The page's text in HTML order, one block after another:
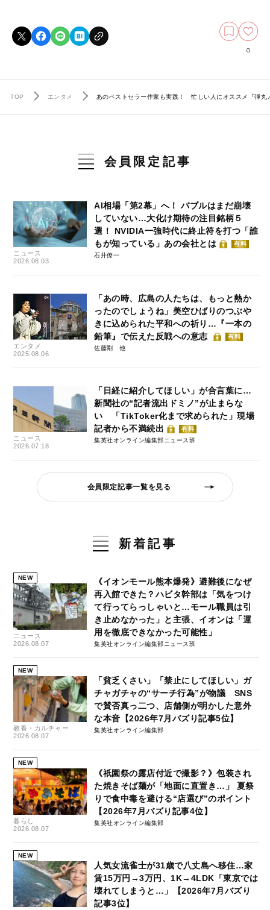
0
TOP エンタメ あのベストセラー作家も実践！ 忙しい人にオススメ『弾丸
会員限定記事
ニュース
2026.08.03
AI相場「第2幕」へ！ バブルはまだ崩壊
していない…大化け期待の注目銘柄５
選！ NVIDIA一強時代に終止符を打つ「誰
もが知っている」あの会社とは
有料
石井僚一
エンタメ
2025.08.06
「あの時、広島の人たちは、もっと熱か
ったのでしょうね」美空ひばりのつぶや
きに込められた平和への祈り…『一本の
鉛筆』で伝えた反戦への意志
有料
佐藤剛
ニュース
2026.07.18
「日経に紹介してほしい」が合言葉に…
新聞社の“記者流出ドミノ”が止まらな
い 「TikToker化まで求められた」現場
記者から不満続出
有料
集英社オンライン編集部ニュース班
会員限定記事一覧を見る
新着記事
NEW
ニュース
2026.08.07
《イオンモール熊本爆発》避難後になぜ
再入館できた？ハビタ幹部は「気をつけ
て行ってらっしゃいと…モール職員は引
き止めなかった」と主張、イオンは「運
用を徹底できなかった可能性」
集英社オンライン編集部ニュース班
NEW
教養・カルチャー
2026.08.07
「貧乏くさい」「禁止にしてほしい」ガ
チャガチャの“サーチ行為”が物議 SNS
で賛否真っ二つ、店舗側が明かした意外
な本音【2026年7月バズり記事5位】
集英社オンライン編集部
NEW
暮らし
2026.08.07
《祇園祭の露店付近で撮影？》包装され
た焼きそば麺が「地面に直置き…」 夏祭
りで食中毒を避ける“店選び”のポイント
【2026年7月バズり記事4位】
集英社オンライン編集部
NEW
人気女流雀士が31歳で八丈島へ移住…家
賃15万円→3万円、1K→4LDK「東京では
壊れてしまうと…」【2026年7月バズり
記事3位】